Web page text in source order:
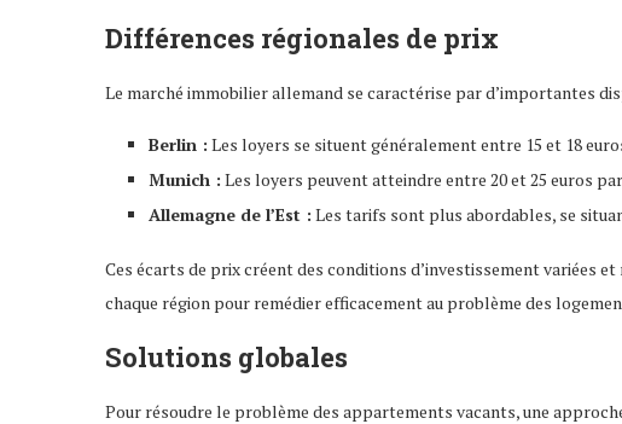
Différences régionales de prix
Le marché immobilier allemand se caractérise par d’importantes
Berlin : Les loyers se situent généralement entre 15 et 18
Munich : Les loyers peuvent atteindre entre 20 et 25 euros
Allemagne de l’Est : Les tarifs sont plus abordables, se
Ces écarts de prix créent des conditions d’investissement variées
chaque région pour remédier efficacement au problème des
Solutions globales
Pour résoudre le problème des appartements vacants, une